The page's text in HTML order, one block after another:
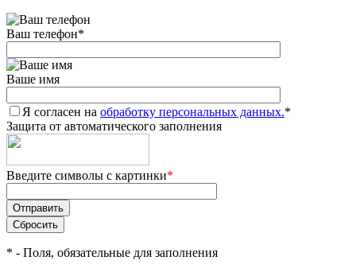
Ваш телефон*
Ваше имя
Я согласен на обработку персональных данных.*
Защита от автоматического заполнения
Введите символы с картинки*
* - Поля, обязательные для заполнения